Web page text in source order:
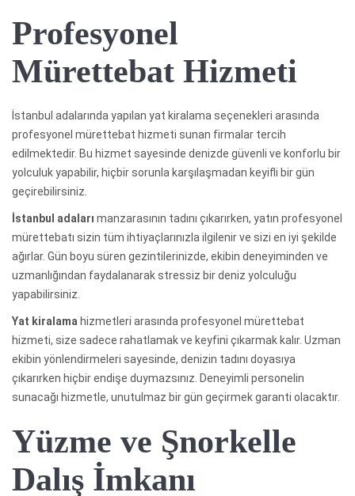
Profesyonel
Mürettebat Hizmeti
İstanbul adalarında yapılan yat kiralama seçenekleri arasında
profesyonel mürettebat hizmeti sunan firmalar tercih
edilmektedir. Bu hizmet sayesinde denizde güvenli ve konforlu bir
yolculuk yapabilir, hiçbir sorunla karşılaşmadan keyifli bir gün
geçirebilirsiniz.
İstanbul adaları manzarasının tadını çıkarırken, yatın profesyonel
mürettebatı sizin tüm ihtiyaçlarınızla ilgilenir ve sizi en iyi şekilde
ağırlar. Gün boyu süren gezintilerinizde, ekibin deneyiminden ve
uzmanlığından faydalanarak stressiz bir deniz yolculuğu
yapabilirsiniz.
Yat kiralama hizmetleri arasında profesyonel mürettebat
hizmeti, size sadece rahatlamak ve keyfini çıkarmak kalır. Uzman
ekibin yönlendirmeleri sayesinde, denizin tadını doyasıya
çıkarırken hiçbir endişe duymazsınız. Deneyimli personelin
sunacağı hizmetle, unutulmaz bir gün geçirmek garanti olacaktır.
Yüzme ve Şnorkelle
Dalış İmkanı